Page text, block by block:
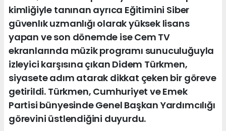
kimliğiyle tanınan ayrıca Eğitimini Siber
güvenlık uzmanlığı olarak yüksek lisans
yapan ve son dönemde ise Cem TV
ekranlarında müzik programı sunuculuğuyla
izleyici karşısına çıkan Didem Türkmen,
siyasete adım atarak dikkat çeken bir göreve
getirildi. Türkmen, Cumhuriyet ve Emek
Partisi bünyesinde Genel Başkan Yardımcılığı
görevini üstlendiğini duyurdu.